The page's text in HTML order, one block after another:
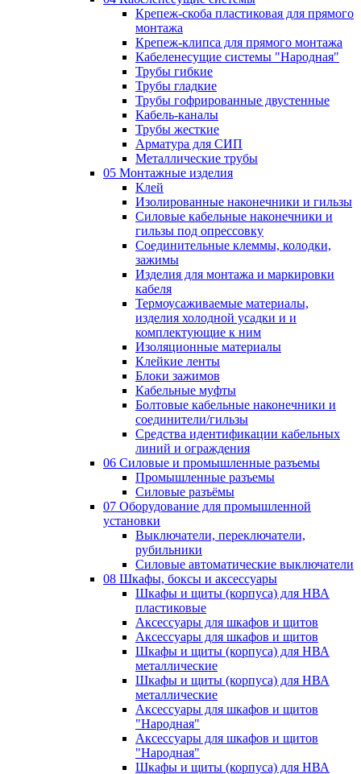
Крепеж-скоба пластиковая для прямого
монтажа
Крепеж-клипса для прямого монтажа
Кабеленесущие системы "Народная"
Трубы гибкие
Трубы гладкие
Трубы гофрированные двустенные
Кабель-каналы
Трубы жесткие
Арматура для СИП
Металлические трубы
05 Монтажные изделия
Клей
Изолированные наконечники и гильзы
Силовые кабельные наконечники и
гильзы под опрессовку
Соединительные клеммы, колодки,
зажимы
Изделия для монтажа и маркировки
кабеля
Термоусаживаемые материалы,
изделия холодной усадки и и
комплектующие к ним
Изоляционные материалы
Клейкие ленты
Блоки зажимов
Кабельные муфты
Болтовые кабельные наконечники и
соединители/гильзы
Средства идентификации кабельных
линий и ограждения
06 Силовые и промышленные разъемы
Промышленные разъемы
Силовые разъёмы
07 Оборудование для промышленной
установки
Выключатели, переключатели,
рубильники
Силовые автоматические выключатели
08 Шкафы, боксы и аксессуары
Шкафы и щиты (корпуса) для НВА
пластиковые
Аксессуары для шкафов и щитов
Аксессуары для шкафов и щитов
Шкафы и щиты (корпуса) для НВА
металлические
Шкафы и щиты (корпуса) для НВА
металлические
Аксессуары для шкафов и щитов
"Народная"
Аксессуары для шкафов и щитов
"Народная"
Шкафы и щиты (корпуса) для НВА